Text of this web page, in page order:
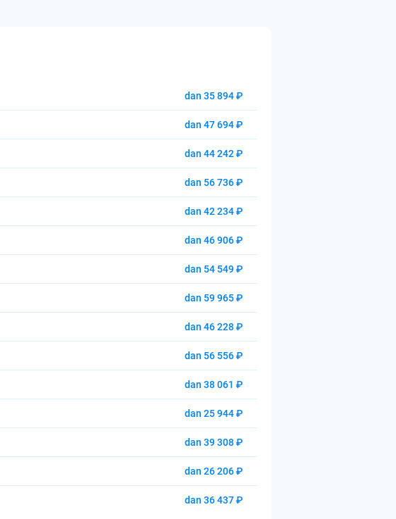
dan 35 894 ₽
dan 47 694 ₽
dan 44 242 ₽
dan 56 736 ₽
dan 42 234 ₽
dan 46 906 ₽
dan 54 549 ₽
dan 59 965 ₽
dan 46 228 ₽
dan 56 556 ₽
dan 38 061 ₽
dan 25 944 ₽
dan 39 308 ₽
dan 26 206 ₽
dan 36 437 ₽